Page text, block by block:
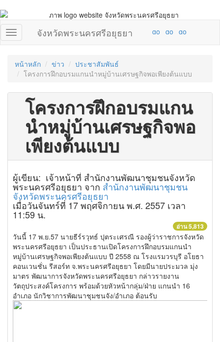
จังหวัดพระนครศรีอยุธยา
หน้าหลัก ข่าว
ประชาสัมพันธ์
โครงการฝึกอบรมแกนนำหมู่บ้านเศรษฐกิจพอเพียงต้นแบบ
โครงการฝึกอบรมแกน
นำหมู่บ้านเศรษฐกิจพอ
เพียงต้นแบบ
ผู้เขียน: เจ้าหน้าที่ สำนักงานพัฒนาชุมชนจังหวัด
พระนครศรีอยุธยา จาก สำนักงานพัฒนาชุมชน
จังหวัดพระนครศรีอยุธยา
เมื่อวันจันทร์ที่ 17 พฤศจิกายน พ.ศ. 2557 เวลา
11:59 น.
อ่าน 5,813
วันนี้ 17 พ.ย.57 นายธีร์รวุทธ์ ปุตระเศรณี รองผู้ว่าราชการจังหวัด
พระนครศรีอยุธยา เป็นประธานเปิดโครงการฝึกอบรมแกนนำ
หมู่บ้านเศรษฐกิจพอเพียงต้นแบบ ปี 2558 ณ โรงแรมวรบุรี อโยธา
คอนเวนชั่น รีสอร์ท จ.พระนครศรีอยุธยา โดยมีนายประมวล มุ่ง
มาตร พัฒนาการจังหวัดพระนครศรีอยุธยา กล่าวรายงาน
วัตถุประสงค์โครงการ พร้อมด้วยหัวหน้ากลุ่ม/ฝ่าย แกนนำ 16
อำเภอ นักวิชาการพัฒนาชุมชนจัง/อำเภอ ต้อนรับ